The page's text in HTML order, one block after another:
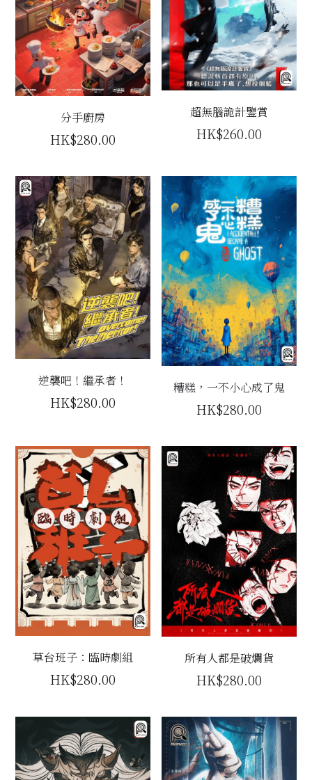
分手廚房
HK$280.00
超無腦詭計鑒賞
HK$260.00
逆襲吧！繼承者！
HK$280.00
糟糕，一不小心成了鬼
HK$280.00
草台班子：臨時劇組
HK$280.00
所有人都是破爛貨
HK$280.00